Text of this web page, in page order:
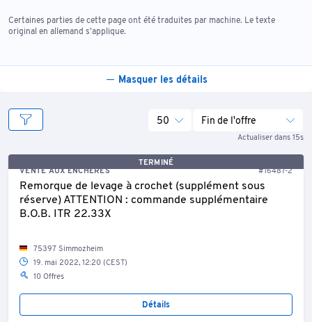
Certaines parties de cette page ont été traduites par machine. Le texte
original en allemand s'applique.
Masquer les détails
Actualiser dans 15s
50 Fin de l'offre
TERMINÉ
VENTE AUX ENCHÈRES
#16487-2
Remorque de levage à crochet (supplément sous
réserve) ATTENTION : commande supplémentaire
B.O.B. ITR 22.33X
75397 Simmozheim
19. mai 2022, 12:20 (CEST)
10 Offres
Détails